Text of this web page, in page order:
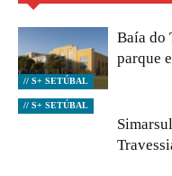
// S+ SETÚBAL
Baía do
parque
// S+ SETÚBAL